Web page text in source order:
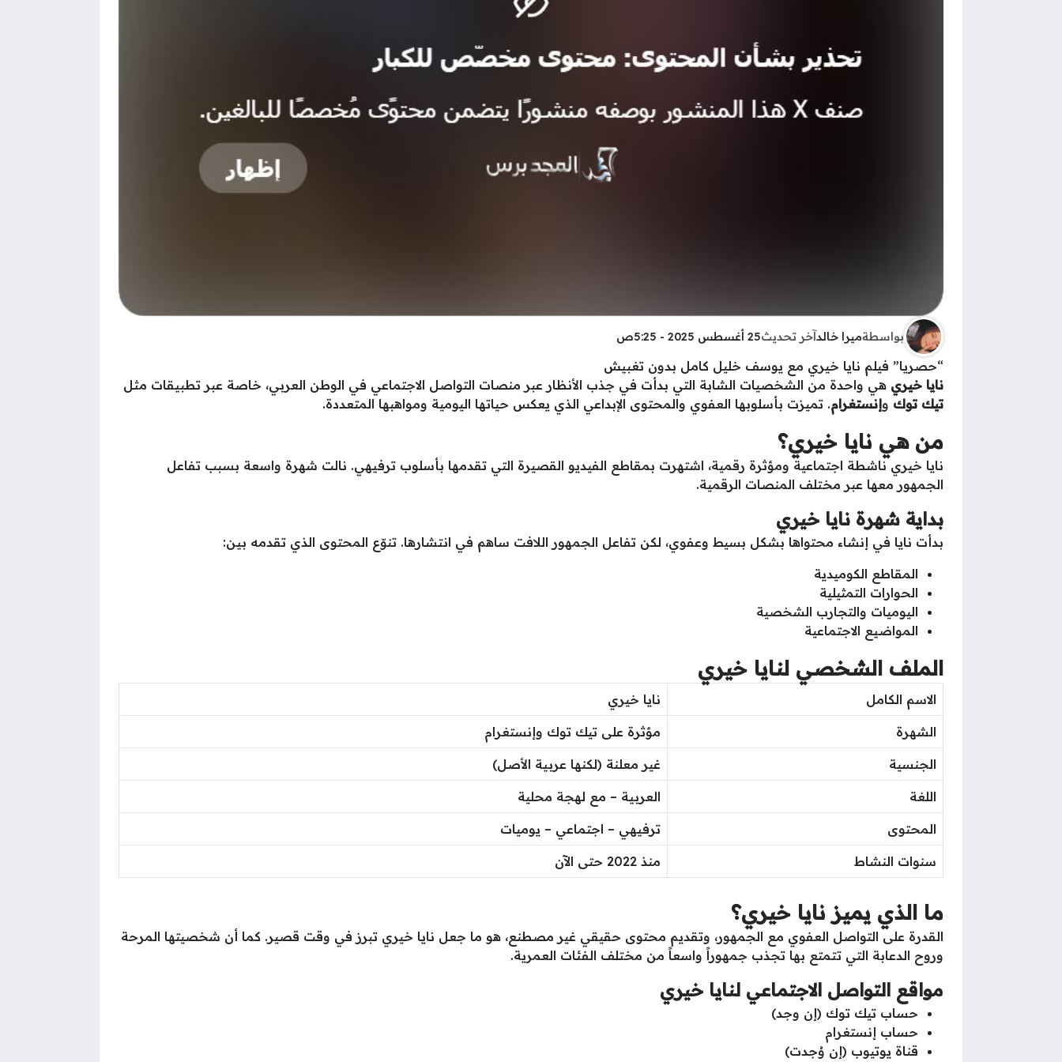
بواسطةميرا خالدآخر تحديث25 أغسطس 2025 - 5:25ص
“حصريا” فيلم نايا خيري مع يوسف خليل كامل بدون تغبيش
نايا خيري هي واحدة من الشخصيات الشابة التي بدأت في جذب الأنظار عبر منصات التواصل الاجتماعي في الوطن العربي، خاصة عبر تطبيقات مثل
تيك توك وإنستغرام. تميزت بأسلوبها العفوي والمحتوى الإبداعي الذي يعكس حياتها اليومية ومواهبها المتعددة.
من هي نايا خيري؟
نايا خيري ناشطة اجتماعية ومؤثرة رقمية، اشتهرت بمقاطع الفيديو القصيرة التي تقدمها بأسلوب ترفيهي. نالت شهرة واسعة بسبب تفاعل
الجمهور معها عبر مختلف المنصات الرقمية.
بداية شهرة نايا خيري
بدأت نايا في إنشاء محتواها بشكل بسيط وعفوي، لكن تفاعل الجمهور اللافت ساهم في انتشارها. تنوّع المحتوى الذي تقدمه بين:
المقاطع الكوميدية
الحوارات التمثيلية
اليوميات والتجارب الشخصية
المواضيع الاجتماعية
الملف الشخصي لنايا خيري
الاسم الكامل نايا خيري
الشهرة مؤثرة على تيك توك وإنستغرام
الجنسية غير معلنة (لكنها عربية الأصل)
اللغة العربية – مع لهجة محلية
المحتوى ترفيهي – اجتماعي – يوميات
سنوات النشاط منذ 2022 حتى الآن
ما الذي يميز نايا خيري؟
القدرة على التواصل العفوي مع الجمهور، وتقديم محتوى حقيقي غير مصطنع، هو ما جعل نايا خيري تبرز في وقت قصير. كما أن شخصيتها المرحة
وروح الدعابة التي تتمتع بها تجذب جمهوراً واسعاً من مختلف الفئات العمرية.
مواقع التواصل الاجتماعي لنايا خيري
حساب تيك توك (إن وجد)
حساب إنستغرام
قناة يوتيوب (إن وُجدت)